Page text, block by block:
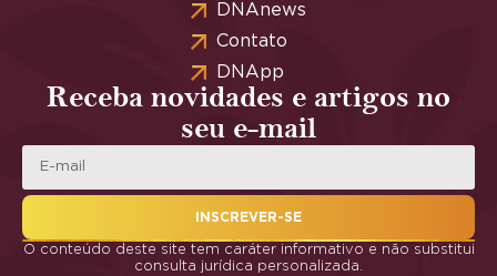
DNAnews
Contato
DNApp
Receba novidades e artigos no
seu e-mail
INSCREVER-SE
O conteúdo deste site tem caráter informativo e não substitui
consulta jurídica personalizada.